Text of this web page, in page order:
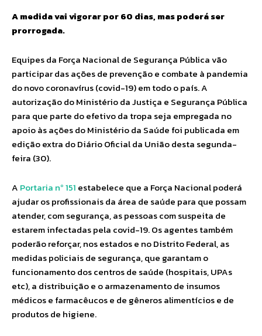
A medida vai vigorar por 60 dias, mas poderá ser
prorrogada.
Equipes da Força Nacional de Segurança Pública vão
participar das ações de prevenção e combate à pandemia
do novo coronavírus (covid-19) em todo o país. A
autorização do Ministério da Justiça e Segurança Pública
para que parte do efetivo da tropa seja empregada no
apoio às ações do Ministério da Saúde foi publicada em
edição extra do Diário Oficial da União desta segunda-
feira (30).
A Portaria nº 151 estabelece que a Força Nacional poderá
ajudar os profissionais da área de saúde para que possam
atender, com segurança, as pessoas com suspeita de
estarem infectadas pela covid-19. Os agentes também
poderão reforçar, nos estados e no Distrito Federal, as
medidas policiais de segurança, que garantam o
funcionamento dos centros de saúde (hospitais, UPAs
etc), a distribuição e o armazenamento de insumos
médicos e farmacêucos e de gêneros alimentícios e de
produtos de higiene.